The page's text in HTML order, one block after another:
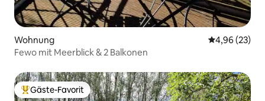
Wohnung
4,96 (23)
Fewo mit Meerblick & 2 Balkonen
Beliebter Gäste-Favorit.
Gäste-Favorit